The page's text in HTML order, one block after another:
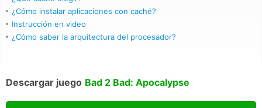
¿Cómo instalar aplicaciones con caché?
Instrucción en video
¿Cómo saber la arquitectura del procesador?
Descargar juego Bad 2 Bad: Apocalypse